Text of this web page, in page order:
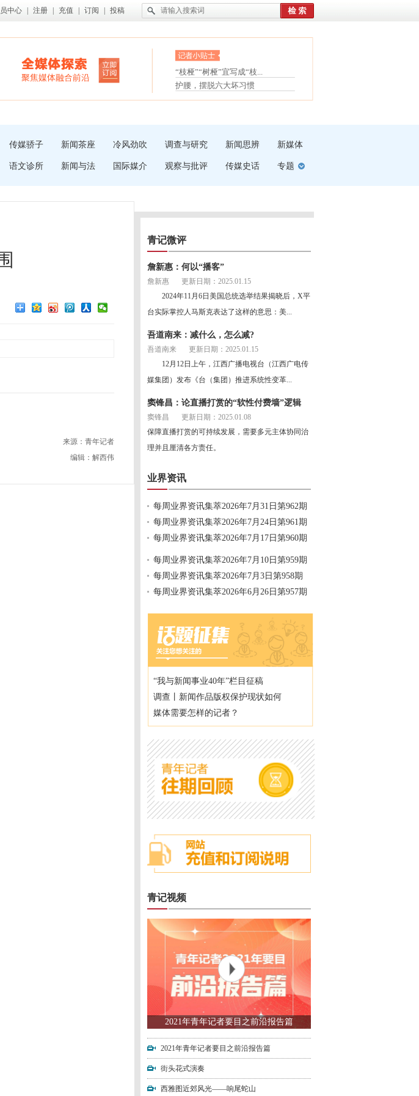
中心 注册 充值 订阅 投稿
眼白变红或是结膜下出血
“枝桠”“树桠”宜写成“枝...
夏天缓解疲劳有三招
护腰，摆脱六大坏习惯
受伤了冰敷还是热敷
传媒骄子 新闻茶座 冷风劲吹 调查与研究 新闻思辨 新媒体
语文诊所 新闻与法 国际媒介 观察与批评 传媒史话 专题
来源：青年记者
编辑：解西伟
青记微评
詹新惠：何以“播客”
詹新惠
更新日期：2025.01.15
2024年11月6日美国总统选举结果揭晓后，X平
台实际掌控人马斯克表达了这样的意思：美...
吾道南来：减什么，怎么减?
吾道南来
更新日期：2025.01.15
12月12日上午，江西广播电视台（江西广电传
媒集团）发布《台（集团）推进系统性变革...
窦锋昌：论直播打赏的“软性付费墙”逻辑
窦锋昌
更新日期：2025.01.08
保障直播打赏的可持续发展，需要多元主体协同治
理并且厘清各方责任。
业界资讯
每周业界资讯集萃2026年7月31日第962期
每周业界资讯集萃2026年7月24日第961期
每周业界资讯集萃2026年7月17日第960期
每周业界资讯集萃2026年7月10日第959期
每周业界资讯集萃2026年7月3日第958期
每周业界资讯集萃2026年6月26日第957期
“我与新闻事业40年”栏目征稿
调查丨新闻作品版权保护现状如何
媒体需要怎样的记者？
青记视频
2021年青年记者要目之前沿报告篇
2021年青年记者要目之前沿报告篇
街头花式演奏
西雅图近郊风光——响尾蛇山